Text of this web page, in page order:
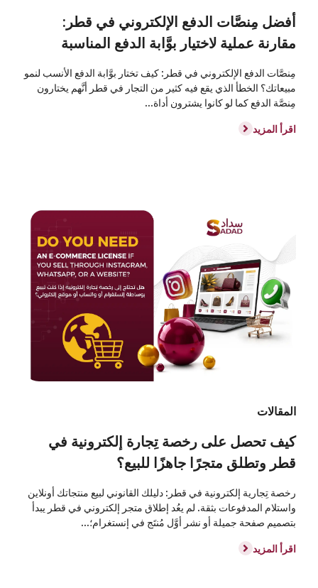
أفضل مِنصَّات الدفع الإلكتروني في قطر:
مقارنة عملية لاختيار بوَّابة الدفع المناسبة
مِنصَّات الدفع الإلكتروني في قطر: كيف تختار بوَّابة الدفع الأنسب لنمو
مبيعاتك؟ الخطأ الذي يقع فيه كثير من التجار في قطر أنَّهم يختارون
مِنصَّة الدفع كما لو كانوا يشترون أداة...
اقرأ المزيد
المقالات
كيف تحصل على رخصة تِجارة إلكترونية في
قطر وتطلق متجرًا جاهزًا للبيع؟
رخصة تِجارية إلكترونية في قطر: دليلك القانوني لبيع منتجاتك أونلاين
واستلام المدفوعات بثقة. لم يعُد إطلاق متجر إلكتروني في قطر يبدأ
بتصميم صفحة جميلة أو نشر أوَّل مُنتَج في إنستغرام؛...
اقرأ المزيد